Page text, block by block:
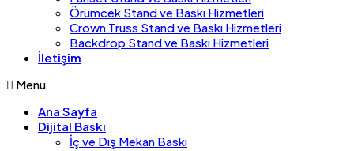
Örümcek Stand ve Baskı Hizmetleri
Crown Truss Stand ve Baskı Hizmetleri
Backdrop Stand ve Baskı Hizmetleri
İletişim
Menu
Ana Sayfa
Dijital Baskı
İç ve Dış Mekan Baskı